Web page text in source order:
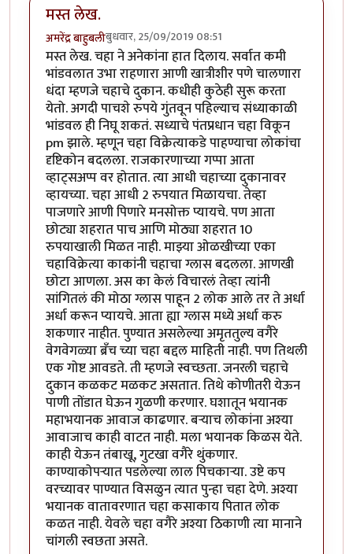
मस्त लेख.
अमरेंद्र बाहुबलीबुधवार, 25/09/2019 08:51
मस्त लेख. चहा ने अनेकांना हात दिलाय. सर्वात कमी
भांडवलात उभा राहणारा आणी खात्रीशीर पणे चालणारा
धंदा म्हणजे चहाचे दुकान. कधीही कुठेही सुरू करता
येतो. अगदी पाचशे रुपये गुंतवून पहिल्याच संध्याकाळी
भांडवल ही निघू शकतं. सध्याचे पंतप्रधान चहा विकून
pm झाले. म्हणून चहा विक्रेत्याकडे पाहण्याचा लोकांचा
दृष्टिकोन बदलला. राजकारणाच्या गप्पा आता
व्हाट्सअप्प वर होतात. त्या आधी चहाच्या दुकानावर
व्हायच्या. चहा आधी 2 रुपयात मिळायचा. तेव्हा
पाजणारे आणी पिणारे मनसोक्त प्यायचे. पण आता
छोट्या शहरात पाच आणि मोठ्या शहरात 10
रुपयाखाली मिळत नाही. माझ्या ओळखीच्या एका
चहाविक्रेत्या काकांनी चहाचा ग्लास बदलला. आणखी
छोटा आणला. अस का केलं विचारलं तेव्हा त्यांनी
सांगितलं की मोठा ग्लास पाहून 2 लोक आले तर ते अर्धा
अर्धा करून प्यायचे. आता ह्या ग्लास मध्ये अर्धा करु
शकणार नाहीत. पुण्यात असलेल्या अमृततुल्य वगैरे
वेगवेगळ्या ब्रँच च्या चहा बद्दल माहिती नाही. पण तिथली
एक गोष्ट आवडते. ती म्हणजे स्वच्छता. जनरली चहाचे
दुकान कळकट मळकट असतात. तिथे कोणीतरी येऊन
पाणी तोंडात घेऊन गुळणी करणार. घशातून भयानक
महाभयानक आवाज काढणार. बऱ्याच लोकांना अश्या
आवाजाच काही वाटत नाही. मला भयानक किळस येते.
काही येऊन तंबाखू, गुटखा वगैरे थुंकणार.
काण्याकोपऱ्यात पडलेल्या लाल पिचकाऱ्या. उष्टे कप
वरच्यावर पाण्यात विसळुन त्यात पुन्हा चहा देणे. अश्या
भयानक वातावरणात चहा कसाकाय पितात लोक
कळत नाही. येवले चहा वगैरे अश्या ठिकाणी त्या मानाने
चांगली स्वछता असते.